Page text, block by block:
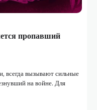
пропавший
всегда вызывают сильные
на войне. Для